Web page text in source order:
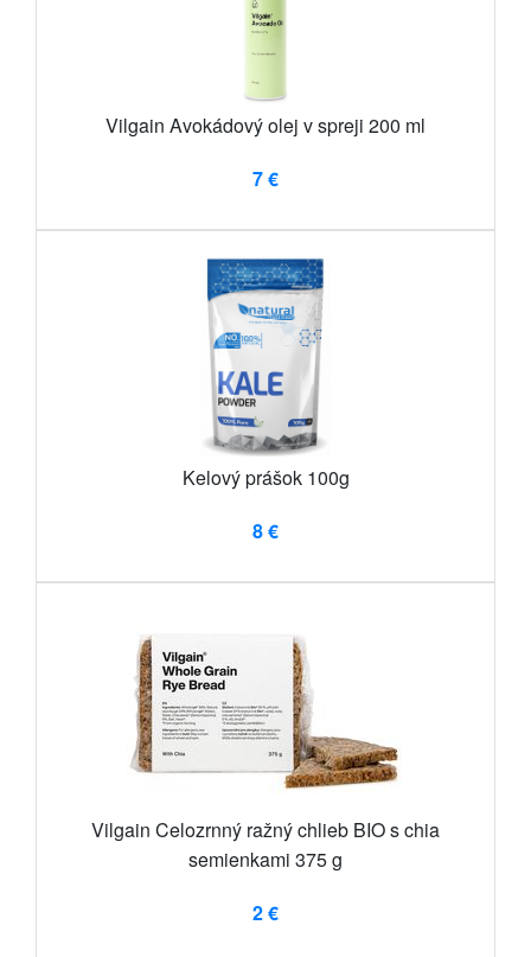
Vilgain Avokádový olej v spreji 200 ml
7 €
Kelový prášok 100g
8 €
Vilgain Celozrnný ražný chlieb BIO s chia
semienkami 375 g
2 €